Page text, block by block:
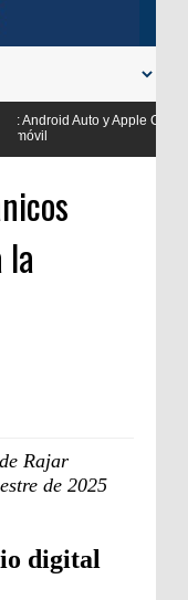
hasta el 36% del
la
Rajar
de 2025
digital